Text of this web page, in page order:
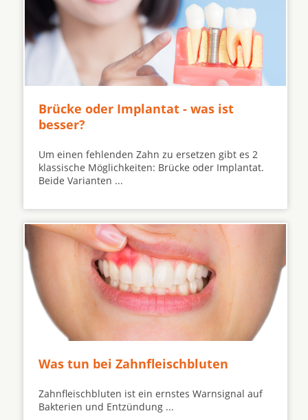
Brücke oder Implantat - was ist
besser?
Um einen fehlenden Zahn zu ersetzen gibt es 2
klassische Möglichkeiten: Brücke oder Implantat.
Beide Varianten ...
Was tun bei Zahnfleischbluten
Zahnfleischbluten ist ein ernstes Warnsignal auf
Bakterien und Entzündung ...